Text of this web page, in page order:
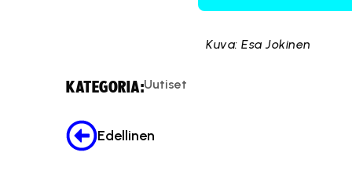
Kuva: Esa Jokinen
KATEGORIA:Uutiset
Edellinen